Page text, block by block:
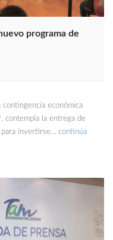
programa de
económica
contempla la entrega de
invertirse… continúa